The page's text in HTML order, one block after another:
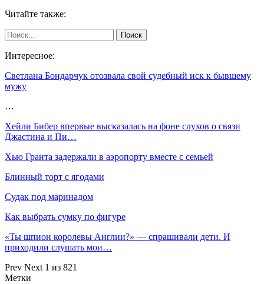
Читайте также:
Интересное:
Светлана Бондарчук отозвала свой судебный иск к бывшему
мужу
…
Хейли Бибер впервые высказалась на фоне слухов о связи
Джастина и Пи…
Хью Гранта задержали в аэропорту вместе с семьей
Блинный торт с ягодами
Судак под маринадом
Как выбрать сумку по фигуре
«Ты шпион королевы Англии?» — спрашивали дети. И
приходили слушать мои…
Prev Next 1 из 821
Метки